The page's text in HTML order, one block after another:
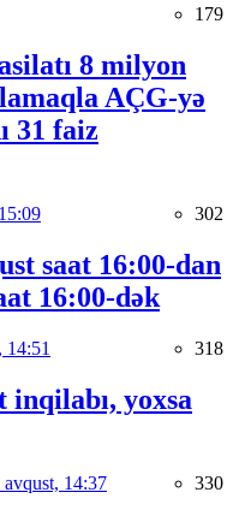
179
8 milyon
AÇG-yə
31 faiz
302
saat 16:00-dan
16:00-dək
14:51 318
yoxsa
avqust, 14:37 330